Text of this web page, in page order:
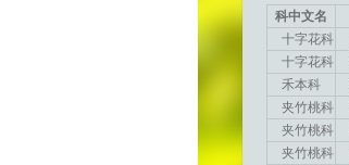
科中文名
十字花科
十字花科
禾本科
夹竹桃科
夹竹桃科
夹竹桃科